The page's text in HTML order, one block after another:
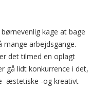
kage at bage
mange arbejdsgange.
det tilmed en oplagt
gå lidt konkurrence i det,
æstetiske -og kreativt